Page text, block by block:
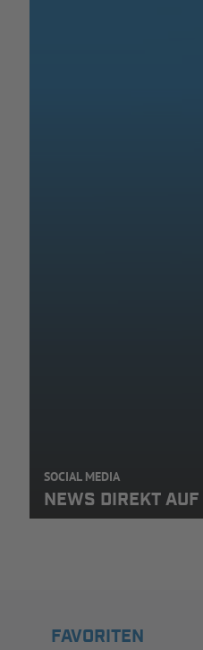
SOCIAL MEDIA
NEWS DIREKT
FAVORITEN